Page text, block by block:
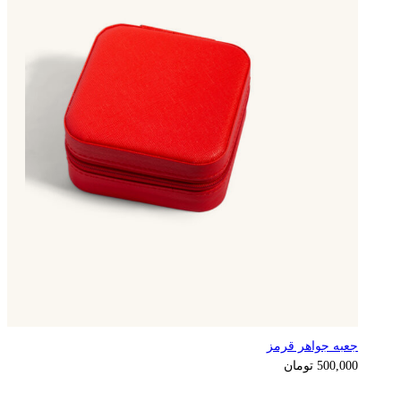
125,000 تومانجعبه جواهر قرمز
500,000 تومان